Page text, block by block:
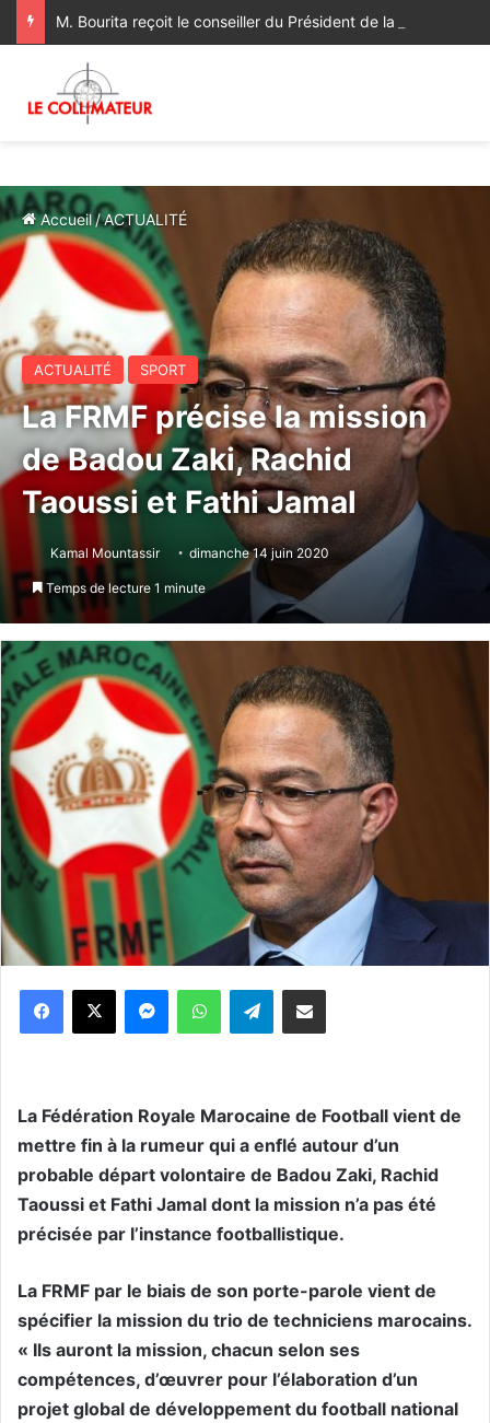
Accueil/ACTUALITÉ
ACTUALITÉ SPORT
La FRMF précise la mission
de Badou Zaki, Rachid
Taoussi et Fathi Jamal
Kamal Mountassir dimanche 14 juin 2020
Temps de lecture 1 minute
WhatsApp Telegram
La Fédération Royale Marocaine de Football vient de
mettre fin à la rumeur qui a enflé autour d’un
probable départ volontaire de Badou Zaki, Rachid
Taoussi et Fathi Jamal dont la mission n’a pas été
précisée par l’instance footballistique.
La FRMF par le biais de son porte-parole vient de
spécifier la mission du trio de techniciens marocains.
« Ils auront la mission, chacun selon ses
compétences, d’œuvrer pour l’élaboration d’un
projet global de développement du football national